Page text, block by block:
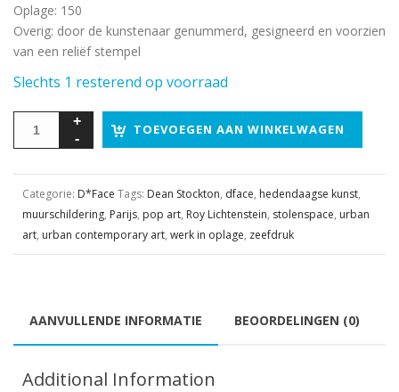
Oplage: 150
Overig: door de kunstenaar genummerd, gesigneerd en voorzien
van een reliëf stempel
Slechts 1 resterend op voorraad
TOEVOEGEN AAN WINKELWAGEN
Categorie: D*Face Tags: Dean Stockton, dface, hedendaagse kunst,
muurschildering, Parijs, pop art, Roy Lichtenstein, stolenspace, urban
art, urban contemporary art, werk in oplage, zeefdruk
AANVULLENDE INFORMATIE BEOORDELINGEN (0)
Additional Information